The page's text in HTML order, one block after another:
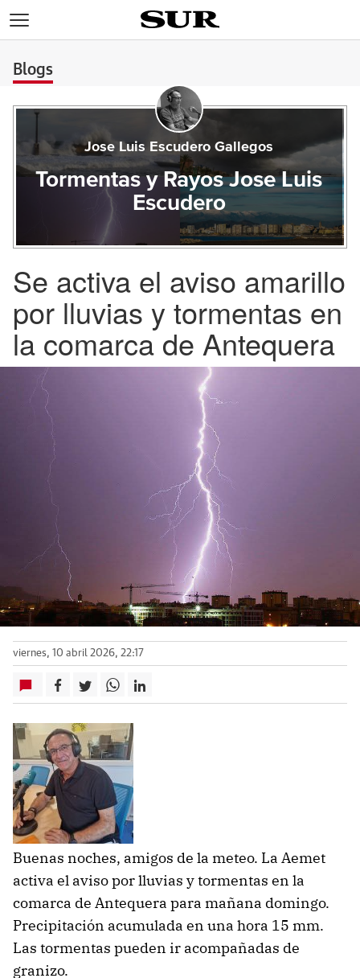
Blogs
Jose Luis Escudero Gallegos
Tormentas y Rayos Jose Luis
Escudero
Se activa el aviso amarillo
por lluvias y tormentas en
la comarca de Antequera
viernes, 10 abril 2026, 22:17
Buenas noches, amigos de la meteo. La Aemet
activa el aviso por lluvias y tormentas en la
comarca de Antequera para mañana domingo.
Precipitación acumulada en una hora 15 mm.
Las tormentas pueden ir acompañadas de
granizo.